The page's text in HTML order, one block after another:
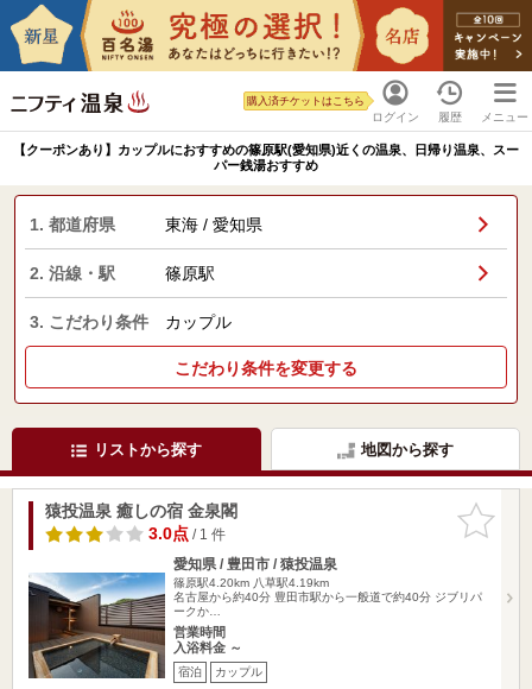
ログイン
購入済チケットはこちら
履歴 メニュー
【クーポンあり】カップルにおすすめの篠原駅(愛知県)近くの温泉、日帰り温泉、スー
パー銭湯おすすめ
1. 都道府県 東海 / 愛知県
2. 沿線・駅 篠原駅
3. こだわり条件 カップル
こだわり条件を変更する
リストから探す 地図から探す
お気に入
りに追加
猿投温泉 癒しの宿 金泉閣
3.0点/ 1 件
愛知県 / 豊田市 / 猿投温泉
篠原駅4.20km 八草駅4.19km
名古屋から約40分 豊田市駅から一般道で約40分 ジブリパ
ークか…
営業時間
入浴料金 ～
宿泊 カップル